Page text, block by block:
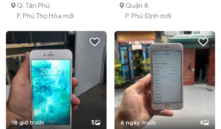
Q. Tân Phú
P. Phú Thọ Hòa mới
Quận 8
P. Phú Định mới
18 giờ trước 5 6 ngày trước 4